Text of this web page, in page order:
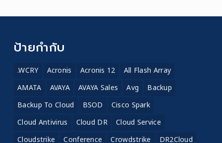
ป้ายกำกับ
.WCRY Acronis Acronis 12
All Flash Array
AMATA
AVAYA AVAYA Sales Avg
Backup
Backup To Cloud
BSOD
Cisco Spark
Cloud Antivirus
Cloud DR
Cloud Service
Cloudstrike
Conference Crowdstrike
DR2Cloud